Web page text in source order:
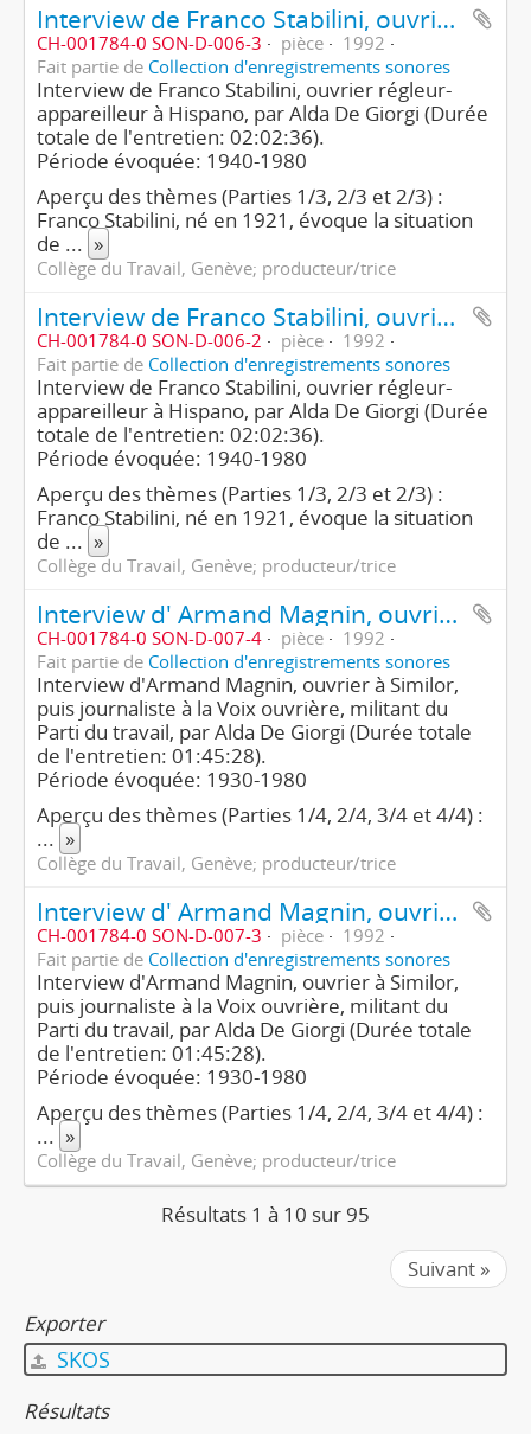
Interview de Franco Stabilini, ouvrier régleur-appareilleur (3e partie/3)
CH-001784-0 SON-D-006-3 pièce
1992
Fait partie de Collection d'enregistrements sonores
Interview de Franco Stabilini, ouvrier régleur-
appareilleur à Hispano, par Alda De Giorgi (Durée
totale de l'entretien: 02:02:36).
Période évoquée: 1940-1980
Aperçu des thèmes (Parties 1/3, 2/3 et 2/3) :
Franco Stabilini, né en 1921, évoque la situation
de ... »
Collège du Travail, Genève; producteur/trice
Interview de Franco Stabilini, ouvrier régleur-appareilleur (2e partie/3)
CH-001784-0 SON-D-006-2 pièce
1992
Fait partie de Collection d'enregistrements sonores
Interview de Franco Stabilini, ouvrier régleur-
appareilleur à Hispano, par Alda De Giorgi (Durée
totale de l'entretien: 02:02:36).
Période évoquée: 1940-1980
Aperçu des thèmes (Parties 1/3, 2/3 et 2/3) :
Franco Stabilini, né en 1921, évoque la situation
de ... »
Collège du Travail, Genève; producteur/trice
Interview d' Armand Magnin, ouvrier, puis journaliste, militant du Parti du travail (4e partie/4)
CH-001784-0 SON-D-007-4 pièce
1992
Fait partie de Collection d'enregistrements sonores
Interview d'Armand Magnin, ouvrier à Similor,
puis journaliste à la Voix ouvrière, militant du
Parti du travail, par Alda De Giorgi (Durée totale
de l'entretien: 01:45:28).
Période évoquée: 1930-1980
Aperçu des thèmes (Parties 1/4, 2/4, 3/4 et 4/4) :
... »
Collège du Travail, Genève; producteur/trice
Interview d' Armand Magnin, ouvrier, puis journaliste, militant du Parti du travail (3e partie/4)
CH-001784-0 SON-D-007-3 pièce
1992
Fait partie de Collection d'enregistrements sonores
Interview d'Armand Magnin, ouvrier à Similor,
puis journaliste à la Voix ouvrière, militant du
Parti du travail, par Alda De Giorgi (Durée totale
de l'entretien: 01:45:28).
Période évoquée: 1930-1980
Aperçu des thèmes (Parties 1/4, 2/4, 3/4 et 4/4) :
... »
Collège du Travail, Genève; producteur/trice
Résultats 1 à 10 sur 95
Suivant »
Exporter
SKOS
Résultats